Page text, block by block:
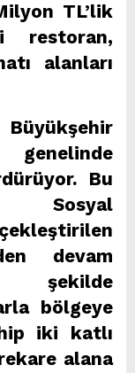
TL’lik
restoran,
alanları
Bu
Sosyal
devam
şekilde
bölgeye
iki katlı
alana